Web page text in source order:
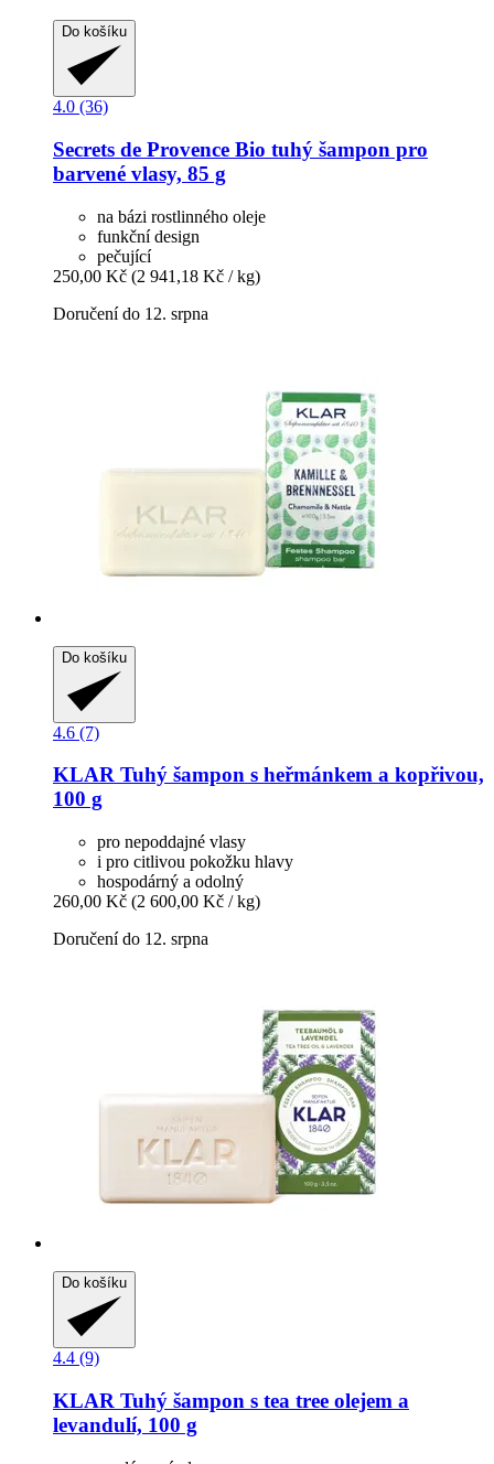
Do košíku
4.0 (36)
Secrets de Provence Bio tuhý šampon pro
barvené vlasy, 85 g
na bázi rostlinného oleje
funkční design
pečující
250,00 Kč (2 941,18 Kč / kg)
Doručení do 12. srpna
Do košíku
4.6 (7)
KLAR Tuhý šampon s heřmánkem a kopřivou,
100 g
pro nepoddajné vlasy
i pro citlivou pokožku hlavy
hospodárný a odolný
260,00 Kč (2 600,00 Kč / kg)
Doručení do 12. srpna
Do košíku
4.4 (9)
KLAR Tuhý šampon s tea tree olejem a
levandulí, 100 g